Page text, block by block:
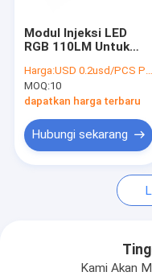
Modul LED Kotak
Lampu Dalam
Modul Injeksi LED
RGB 110LM Untuk
Back Light Edge Light
Harga:USD 0.2usd/PCS Price negotiable
MOQ:10
dapatkan harga terbaru
Hubungi sekarang
Kami Akan